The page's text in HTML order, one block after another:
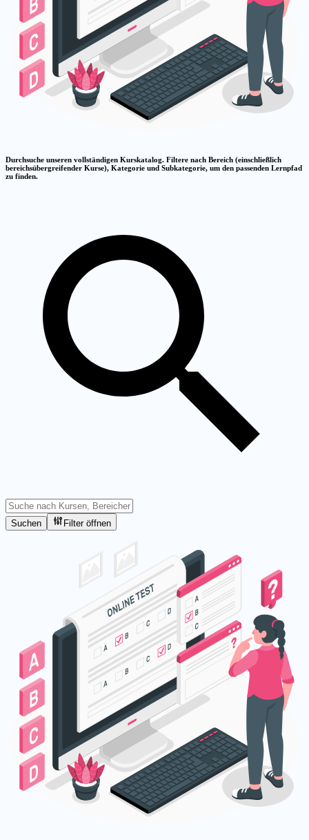
Durchsuche unseren vollständigen Kurskatalog. Filtere nach Bereich (einschließlich
bereichsübergreifender Kurse), Kategorie und Subkategorie, um den passenden Lernpfad
zu finden.
Suchen Filter öffnen